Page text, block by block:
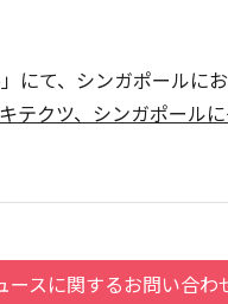
にて、シンガポールに
テクツ、シンガポール
ースに関するお問い合わ